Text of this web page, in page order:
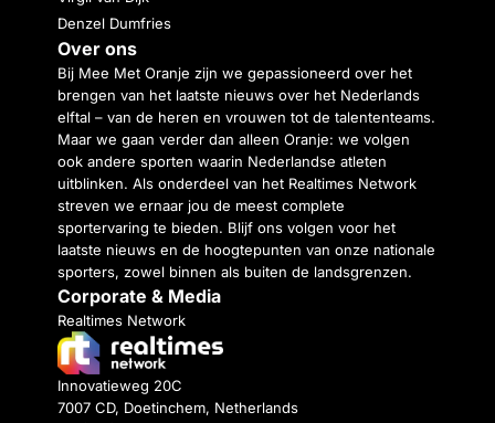
Denzel Dumfries
Over ons
Bij Mee Met Oranje zijn we gepassioneerd over het
brengen van het laatste nieuws over het Nederlands
elftal – van de heren en vrouwen tot de talententeams.
Maar we gaan verder dan alleen Oranje: we volgen
ook andere sporten waarin Nederlandse atleten
uitblinken. Als onderdeel van het Realtimes Network
streven we ernaar jou de meest complete
sportervaring te bieden. Blijf ons volgen voor het
laatste nieuws en de hoogtepunten van onze nationale
sporters, zowel binnen als buiten de landsgrenzen.
Corporate & Media
Realtimes Network
Innovatieweg 20C
7007 CD, Doetinchem, Netherlands